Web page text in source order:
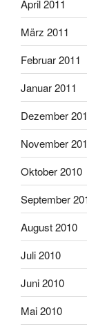
April 2011
März 2011
Februar 2011
Januar 2011
Dezember
November
Oktober 2010
September
August 2010
Juli 2010
Juni 2010
Mai 2010